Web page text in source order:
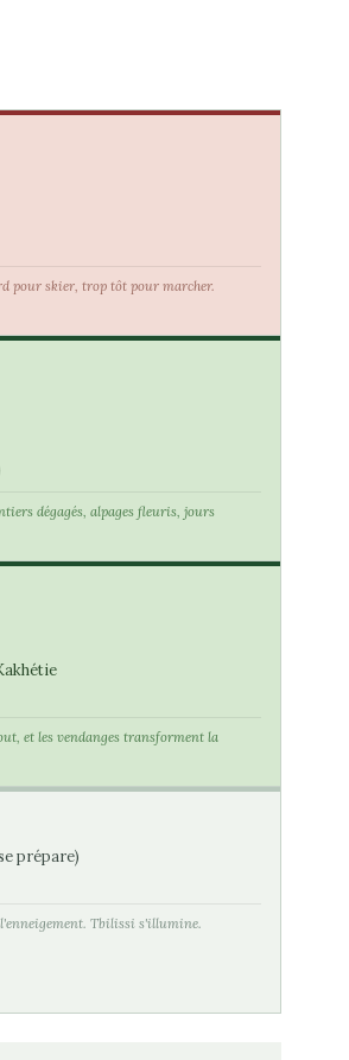
pour skier, trop tôt pour marcher.
dégagés, alpages fleuris, jours
et les vendanges transforment la
prépare)
Tbilissi s'illumine.